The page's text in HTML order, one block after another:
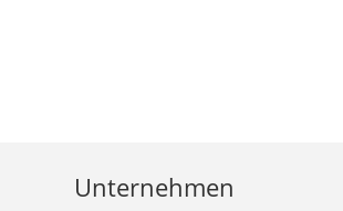
Unternehmen